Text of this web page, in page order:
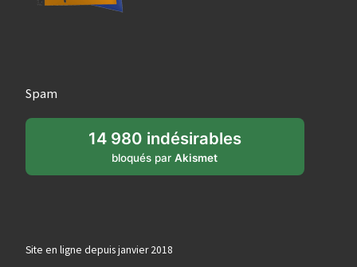
Spam
14 980 indésirables
bloqués parAkismet
Site en ligne depuis janvier 2018